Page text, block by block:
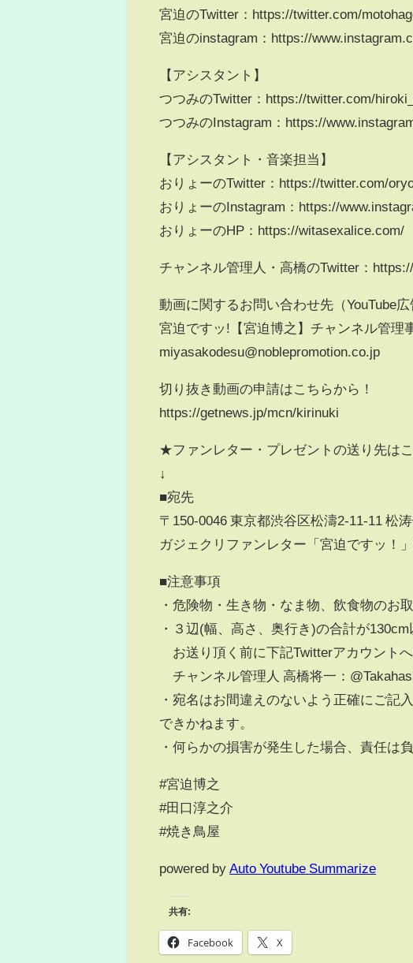
宮迫のTwitter：https://twitter.com/
宮迫のinstagram：https://
【アシスタント】
つつみのTwitter：https://twitter.com/
つつみのInstagram：https://
【アシスタント・音楽担当】
おりょーのTwitter：https://twitter.com/
おりょーのInstagram：https://
おりょーのHP：https://witasexalice.com/
チャンネル管理人・高橋のTwitter：
動画に関するお問い合わせ先（YouTube広
宮迫ですッ!【宮迫博之】チャンネル管理
miyasakodesu@noblepromotion.co.jp
切り抜き動画の申請はこちらから！
https://getnews.jp/mcn/kirinuki
★ファンレター・プレゼントの送り先はこ
↓
■宛先
〒150-0046 東京都渋谷区松濤2-11-11 松
ガジェクリファンレター「宮迫ですッ！
■注意事項
・危険物・生き物・なま物、飲食物のお
・３辺(幅、高さ、奥行き)の合計が
お送り頂く前に下記Twitterアカウントへ
チャンネル管理人 高橋将一：
・宛名はお間違えのないよう正確にご記
できかねます。
・何らかの損害が発生した場合、責任は
#宮迫博之
#田口淳之介
#焼き鳥屋
powered by Auto Youtube Summarize
共有:
Facebook X